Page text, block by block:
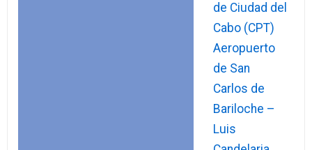
de Ciudad del
Cabo (CPT)
Aeropuerto
de San
Carlos de
Bariloche –
Luis